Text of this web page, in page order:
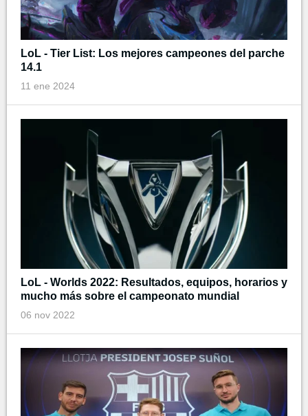
LoL - Tier List: Los mejores campeones del parche
14.1
11 ene 2024
LoL - Worlds 2022: Resultados, equipos, horarios y
mucho más sobre el campeonato mundial
06 nov 2022